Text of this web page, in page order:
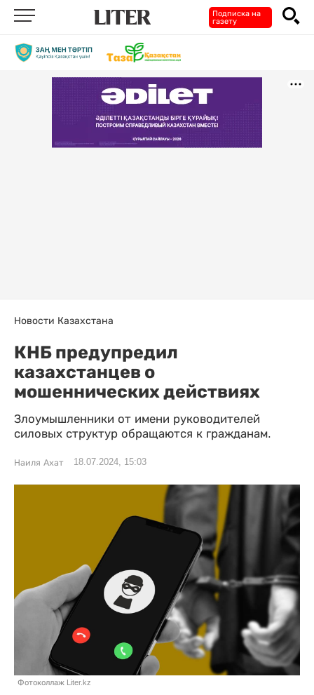
Подписка на
газету
Новости Казахстана
КНБ предупредил
казахстанцев о
мошеннических действиях
Злоумышленники от имени руководителей
силовых структур обращаются к гражданам.
Наиля Ахат 18.07.2024, 15:03
Фотоколлаж Liter.kz